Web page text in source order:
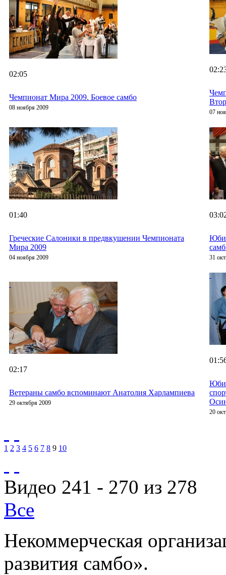
02:05
Чемпионат Мира 2009. Боевое самбо
08 ноября 2009
07
01:40
Греческие Салоники в предвкушении Чемпионата
Мира 2009
04 ноября 2009 31
02:17
Ветераны самбо вспоминают Анатолия Харлампиева
29 октября 2009
20
1 2 3 4 5 6 7 8 9 10
Видео 241 - 270 из 278
Все
Некоммерческая
развития самбо».